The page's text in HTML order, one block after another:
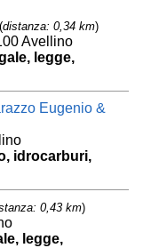
(distanza: 0,34 km)
Avellino
legge,
Eugenio &
idrocarburi,
0,43 km)
legge,